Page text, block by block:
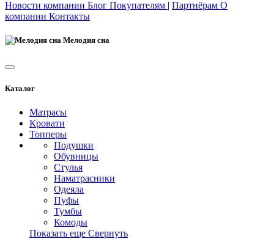
Новости компании Блог Покупателям | Партнёрам О
компании Контакты
Мелодия сна
Каталог
Матрасы
Кровати
Топперы
Подушки
Обувницы
Стулья
Наматрасники
Одеяла
Пуфы
Тумбы
Комоды
Показать еще Свернуть